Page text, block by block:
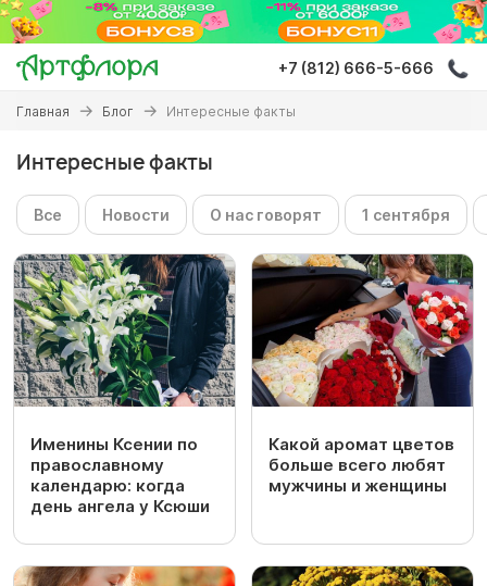
Перейти
основному
содержанию
+7 (812) 666-5-666
Вы
Главная Блог Интересные факты
Интересные факты
Все Новости О нас говорят 1 сентября
Именины Ксении по
православному
календарю: когда
день ангела у Ксюши
Какой аромат цветов
больше всего любят
мужчины и женщины